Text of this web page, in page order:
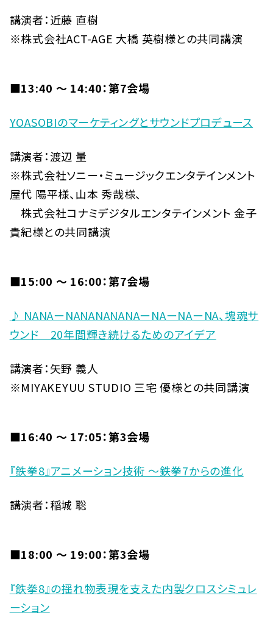
講演者：近藤 直樹
※株式会社ACT-AGE 大橋 英樹様との共同講演
■13:40 〜 14:40：第7会場
YOASOBIのマーケティングとサウンドプロデュース
講演者：渡辺 量
※株式会社ソニー・ミュージックエンタテインメント
屋代 陽平様、山本 秀哉様、
株式会社コナミデジタルエンタテインメント 金子
貴紀様との共同講演
■15:00 〜 16:00：第7会場
♪ NANAーNANANANANAーNAーNAーNA、塊魂サ
ウンド 20年間輝き続けるためのアイデア
講演者：矢野 義人
※MIYAKEYUU STUDIO 三宅 優様との共同講演
■16:40 〜 17:05：第3会場
『鉄拳8』アニメーション技術 ～鉄拳7からの進化
講演者：稲城 聡
■18:00 〜 19:00：第3会場
『鉄拳8』の揺れ物表現を支えた内製クロスシミュレ
ーション